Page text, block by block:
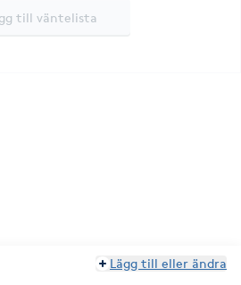
till väntelista
Lägg till eller ändra